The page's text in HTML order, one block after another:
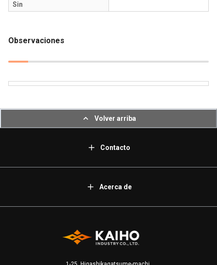
Sin
Observaciones
Volver arriba
Contacto
Acerca de